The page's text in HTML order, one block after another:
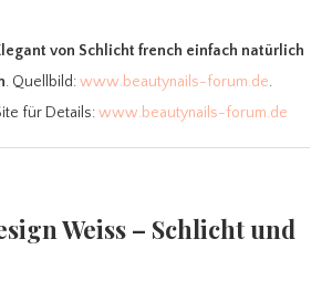
von Schlicht french einfach natürlich
. Quellbild:www.beautynails-forum.de.
für Details:www.beautynails-forum.de
Weiss – Schlicht und